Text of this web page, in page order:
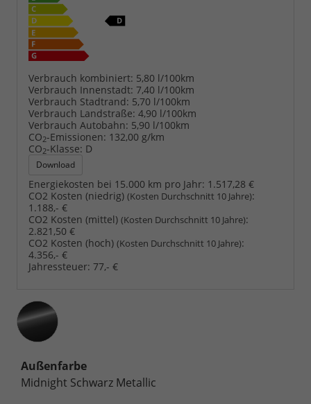
Verbrauch kombiniert: 5,80 l/100km
Verbrauch Innenstadt: 7,40 l/100km
Verbrauch Stadtrand: 5,70 l/100km
Verbrauch Landstraße: 4,90 l/100km
Verbrauch Autobahn: 5,90 l/100km
CO2-Emissionen: 132,00 g/km
CO2-Klasse: D
Download
Energiekosten bei 15.000 km pro Jahr: 1.517,28 €
CO2 Kosten (niedrig) (Kosten Durchschnitt 10 Jahre):
1.188,- €
CO2 Kosten (mittel) (Kosten Durchschnitt 10 Jahre):
2.821,50 €
CO2 Kosten (hoch) (Kosten Durchschnitt 10 Jahre):
4.356,- €
Jahressteuer: 77,- €
Außenfarbe
Midnight Schwarz Metallic